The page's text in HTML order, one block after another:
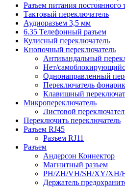
Разъем питания постоянного
Тактовый переключатель
Аудиоразъем 3,5 мм
6.35 Телефонный разъем
Кулисный переключатель
Кнопочный переключатель
Антивандальный
Нет/
Однонаправленный
Переключатель
Клавишный
Микропереключатель
Листовой
Переключить переключатель
Разъем RJ45
Разъем RJ11
Разъем
Андерсон Коннектор
Магнитный разъем
PH/ZH/VH/SH/XY/XH/
Держатель